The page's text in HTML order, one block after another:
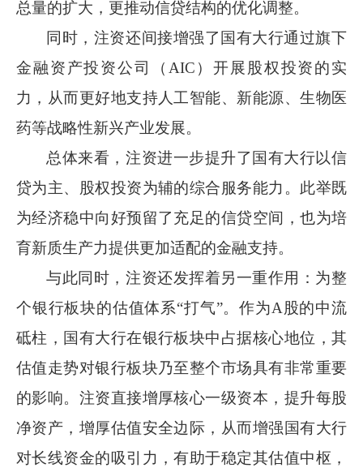
总量的扩大，更推动信贷结构的优化调整。
同时，注资还间接增强了国有大行通过旗下
金融资产投资公司（ AIC ）开展股权投资的实
力，从而更好地支持人工智能、新能源、生物医
药等战略性新兴产业发展。
总体来看，注资进一步提升了国有大行以信
贷为主、股权投资为辅的综合服务能力。此举既
为经济稳中向好预留了充足的信贷空间，也为培
育新质生产力提供更加适配的金融支持。
与此同时，注资还发挥着另一重作用：为整
个银行板块的估值体系“打气”。作为A股的中流
砥柱，国有大行在银行板块中占据核心地位，其
估值走势对银行板块乃至整个市场具有非常重要
的影响。注资直接增厚核心一级资本，提升每股
净资产，增厚估值安全边际，从而增强国有大行
对长线资金的吸引力，有助于稳定其估值中枢，